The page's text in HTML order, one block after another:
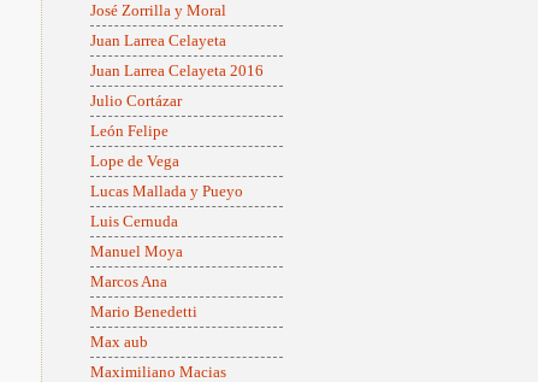
José Zorrilla y Moral
Juan Larrea Celayeta
Juan Larrea Celayeta 2016
Julio Cortázar
León Felipe
Lope de Vega
Lucas Mallada y Pueyo
Luis Cernuda
Manuel Moya
Marcos Ana
Mario Benedetti
Max aub
Maximiliano Macias